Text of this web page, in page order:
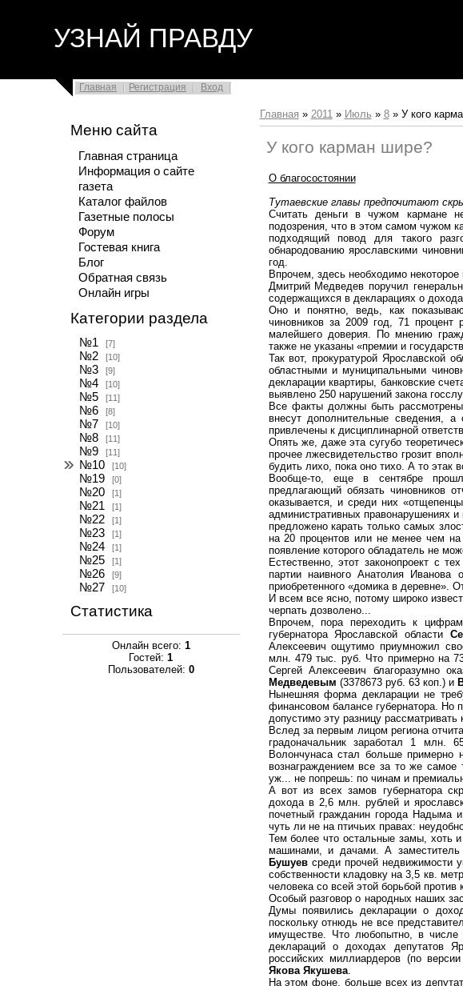
УЗНАЙ ПРАВДУ
Главная Регистрация Вход
Меню сайта
Главная страница
Информация о сайте
газета
Каталог файлов
Газетные полосы
Форум
Гостевая книга
Блог
Обратная связь
Онлайн игры
Категории раздела
№1 [7]
№2 [10]
№3 [9]
№4 [10]
№5 [11]
№6 [8]
№7 [10]
№8 [11]
№9 [11]
№10 [10]
№19 [0]
№20 [1]
№21 [1]
№22 [1]
№23 [1]
№24 [1]
№25 [1]
№26 [9]
№27 [10]
Статистика
Онлайн всего: 1
Гостей: 1
Пользователей: 0
Главная » 2011 » Июль » 8» У кого
У кого карман шире?
О благосостоянии
Тутаевские главы предпочитают
Считать деньги в чужом кармане
подозрения, что в этом самом чужом
подходящий повод для такого
обнародованию ярославскими
год.
Впрочем, здесь необходимо
Дмитрий Медведев поручил
содержащихся в декларациях о
Оно и понятно, ведь, как
чиновников за 2009 год, 71
малейшего доверия. По мнению
также не указаны «премии и
Так вот, прокуратурой Ярославской
областными и муниципальными
декларации квартиры, банковские
выявлено 250 нарушений закона
Все факты должны быть
внесут дополнительные сведения, а
привлечены к дисциплинарной
Опять же, даже эта сугубо
прочее лжесвидетельство грозит
будить лихо, пока оно тихо. А то этак
Вообще-то, еще в сентябре
предлагающий обязать чиновников
оказывается, и среди них
административных правонарушениях
предложено карать только самых
на 20 процентов или не менее чем
появление которого обладатель не
Естественно, этот законопроект с
партии наивного Анатолия
приобретенного «домика в деревне».
И всем все ясно, потому широко
черпать дозволено...
Впрочем, пора переходить к
губернатора Ярославской области
Алексеевич ощутимо приумножил
млн. 479 тыс. руб. Что примерно на
Сергей Алексеевич благоразумно
Медведевым (3378673 руб. 63 коп.) и
Нынешняя форма декларации не
финансовом балансе губернатора. Но
допустимо эту разницу
Вслед за первым лицом региона
градоначальник заработал 1
Волончунаса стал больше примерно
вознаграждением все за то же
уж... не попрешь: по чинам и
А вот из всех замов губернатора
дохода в 2,6 млн. рублей и
почетный гражданин города Надыма
чуть ли не на птичьих правах:
Тем более что остальные замы, хоть
машинами, и дачами. А заместитель
Бушуевсреди прочей недвижимости
собственности кладовку на 3,5 кв.
человека со всей этой борьбой против
Особый разговор о народных наших
Думы появились декларации о
поскольку отнюдь не все
имуществе. Что любопытно, в числе
деклараций о доходах депутатов
российских миллиардеров (по
Якова Якушева.
На этом фоне, больше всех из